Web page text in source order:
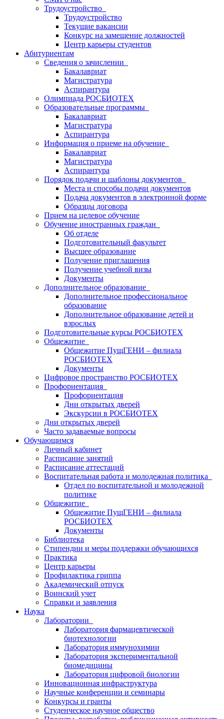
Трудоустройство
Трудоустройство
Текущие вакансии
Конкурс на замещение должностей
Центр карьеры студентов
Абитуриентам
Сведения о зачислении
Бакалавриат
Магистратура
Аспирантура
Олимпиада РОСБИОТЕХ
Образовательные программы
Бакалавриат
Магистратура
Аспирантура
Информация о приеме на обучение
Бакалавриат
Магистратура
Аспирантура
Порядок подачи и шаблоны документов
Места и способы подачи документов
Подача документов в электронной форме
Образцы договора
Прием на целевое обучение
Обучение иностранных граждан
Об отделе
Подготовительный факультет
Высшее образование
Получение приглашения
Получение учебной визы
Документы
Дополнительное образование
Дополнительное профессиональное
образование
Дополнительное образование детей и
взрослых
Подготовительные курсы РОСБИОТЕХ
Общежитие
Общежитие ПущГЕНИ – филиала
РОСБИОТЕХ
Документы
Цифровое пространство РОСБИОТЕХ
Профориентация
Профориентация
Дни открытых дверей
Экскурсии в РОСБИОТЕХ
Дни открытых дверей
Часто задаваемые вопросы
Обучающимся
Личный кабинет
Расписание занятий
Расписание аттестаций
Воспитательная работа и молодежная политика
Отдел по воспитательной и молодежной
политике
Общежитие
Общежитие ПущГЕНИ – филиала
РОСБИОТЕХ
Документы
Библиотека
Стипендии и меры поддержки обучающихся
Практика
Центр карьеры
Профилактика гриппа
Академический отпуск
Воинский учет
Справки и заявления
Наука
Лаборатории
Лаборатория фармацевтической
биотехнологии
Лаборатория иммунохимии
Лаборатория экспериментальной
биомедицины
Лаборатория цифровой биологии
Инновационная инфраструктура
Научные конференции и семинары
Конкурсы и гранты
Студенческое научное общество